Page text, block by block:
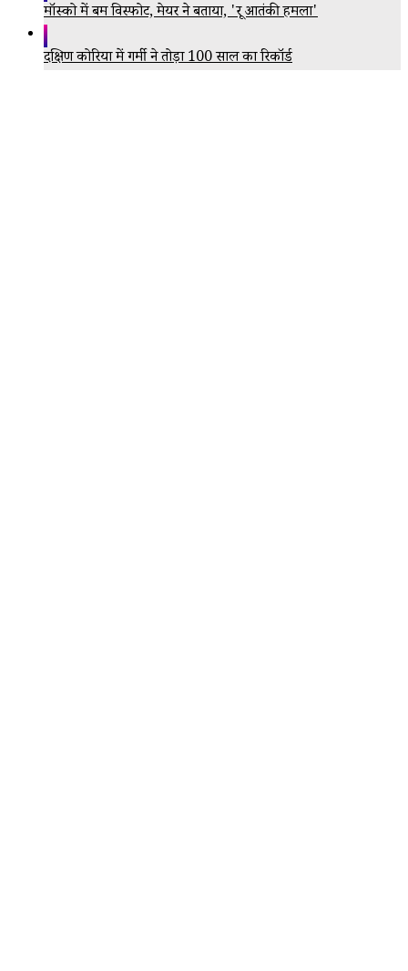
मॉस्को में बम विस्फोट, मेयर ने बताया, 'क्रूर आतंकी हमला'
दक्षिण कोरिया में गर्मी ने तोड़ा 100 साल का रिकॉर्ड